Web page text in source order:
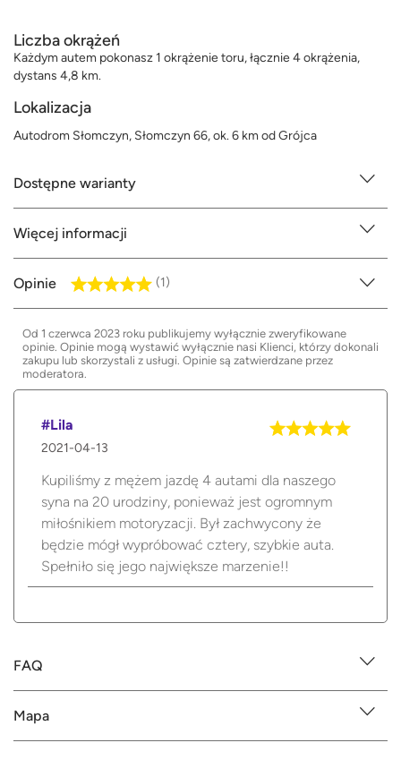
Liczba okrążeń
Każdym autem pokonasz 1 okrążenie toru, łącznie 4 okrążenia,
dystans 4,8 km.
Lokalizacja
Autodrom Słomczyn, Słomczyn 66, ok. 6 km od Grójca
Dostępne warianty
Więcej informacji
Opinie (1)
Od 1 czerwca 2023 roku publikujemy wyłącznie zweryfikowane
opinie. Opinie mogą wystawić wyłącznie nasi Klienci, którzy dokonali
zakupu lub skorzystali z usługi. Opinie są zatwierdzane przez
moderatora.
#Lila
2021-04-13
Kupiliśmy z mężem jazdę 4 autami dla naszego
syna na 20 urodziny, ponieważ jest ogromnym
miłośnikiem motoryzacji. Był zachwycony że
będzie mógł wypróbować cztery, szybkie auta.
Spełniło się jego największe marzenie!!
FAQ
Mapa